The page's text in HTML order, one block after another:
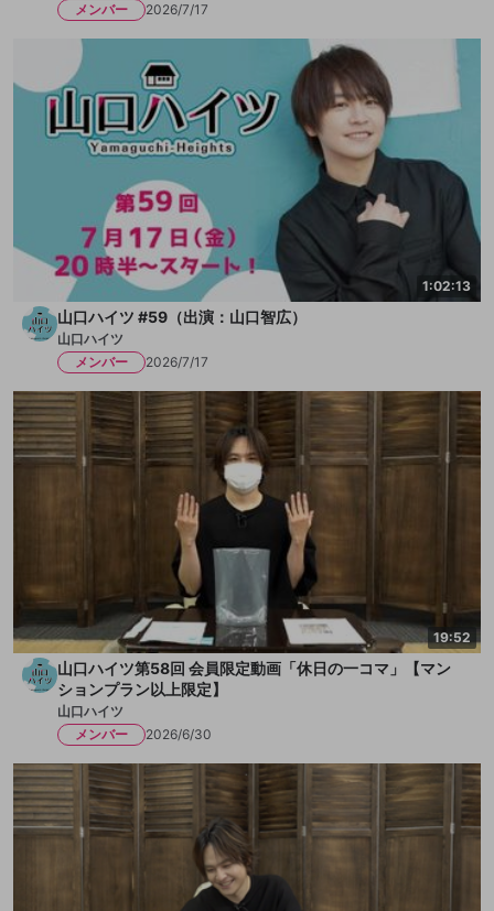
メンバー
2026/7/17
1:02:13
山口ハイツ #59（出演：山口智広）
山口ハイツ
メンバー
2026/7/17
19:52
山口ハイツ第58回 会員限定動画「休日の一コマ」【マン
ションプラン以上限定】
山口ハイツ
メンバー
2026/6/30